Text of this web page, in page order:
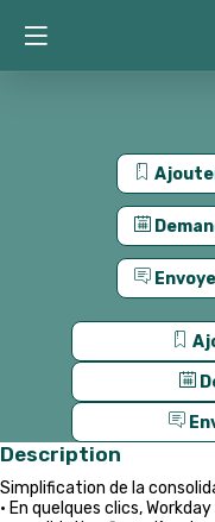
Description
Simplification de la
• En quelques clics,